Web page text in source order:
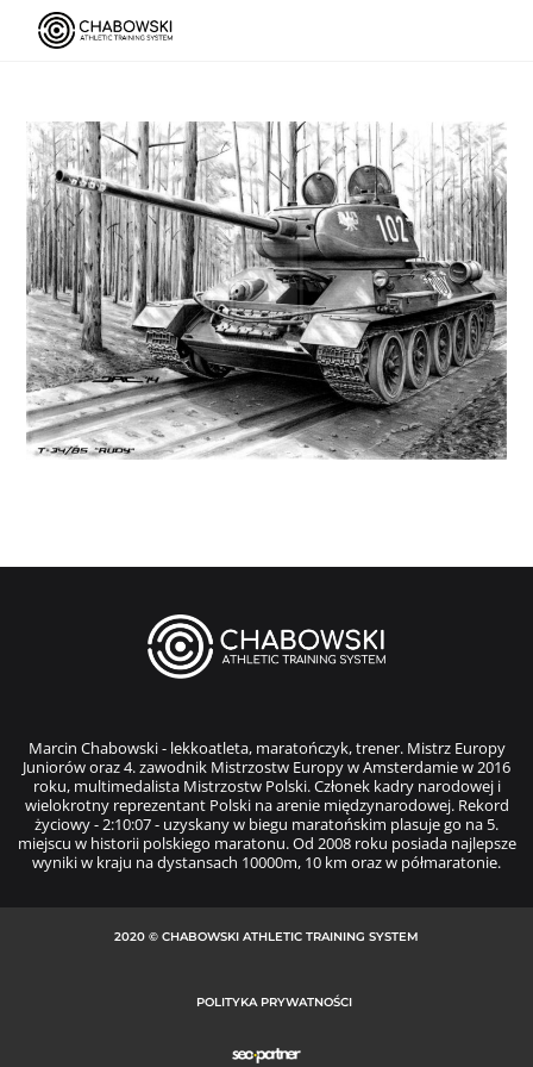
Marcin Chabowski - lekkoatleta, maratończyk, trener. Mistrz Europy
Juniorów oraz 4. zawodnik Mistrzostw Europy w Amsterdamie w 2016
roku, multimedalista Mistrzostw Polski. Członek kadry narodowej i
wielokrotny reprezentant Polski na arenie międzynarodowej. Rekord
życiowy - 2:10:07 - uzyskany w biegu maratońskim plasuje go na 5.
miejscu w historii polskiego maratonu. Od 2008 roku posiada najlepsze
wyniki w kraju na dystansach 10000m, 10 km oraz w półmaratonie.
2020 © CHABOWSKI ATHLETIC TRAINING SYSTEM
POLITYKA PRYWATNOŚCI